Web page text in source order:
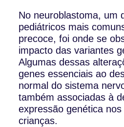
No neuroblastoma, um
pediátricos mais
precoce, foi onde se
impacto das variantes
Algumas dessas
genes essenciais ao
normal do sistema
também associadas à
expressão genética
crianças.